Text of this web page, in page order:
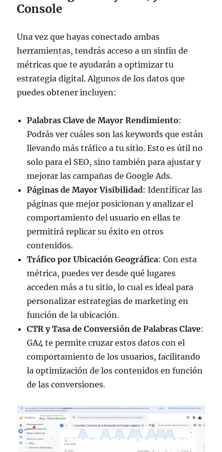
Console
Una vez que hayas conectado ambas
herramientas, tendrás acceso a un sinfín de
métricas que te ayudarán a optimizar tu
estrategia digital. Algunos de los datos que
puedes obtener incluyen:
Palabras Clave de Mayor Rendimiento:
Podrás ver cuáles son las keywords que están
llevando más tráfico a tu sitio. Esto es útil no
solo para el SEO, sino también para ajustar y
mejorar las campañas de Google Ads.
Páginas de Mayor Visibilidad: Identificar las
páginas que mejor posicionan y analizar el
comportamiento del usuario en ellas te
permitirá replicar su éxito en otros
contenidos.
Tráfico por Ubicación Geográfica: Con esta
métrica, puedes ver desde qué lugares
acceden más a tu sitio, lo cual es ideal para
personalizar estrategias de marketing en
función de la ubicación.
CTR y Tasa de Conversión de Palabras Clave:
GA4 te permite cruzar estos datos con el
comportamiento de los usuarios, facilitando
la optimización de los contenidos en función
de las conversiones.